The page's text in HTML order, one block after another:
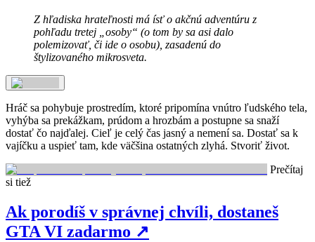
Z hľadiska hrateľnosti má ísť o akčnú adventúru z
pohľadu tretej „osoby“ (o tom by sa asi dalo
polemizovať, či ide o osobu), zasadenú do
štylizovaného mikrosveta.
Hráč sa pohybuje prostredím, ktoré pripomína vnútro ľudského tela,
vyhýba sa prekážkam, prúdom a hrozbám a postupne sa snaží
dostať čo najďalej. Cieľ je celý čas jasný a nemení sa. Dostať sa k
vajíčku a uspieť tam, kde väčšina ostatných zlyhá. Stvoriť život.
Prečítaj
si tiež
Ak porodíš v správnej chvíli, dostaneš
GTA VI zadarmo ↗